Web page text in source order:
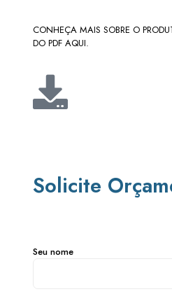
CONHEÇA MAIS SOBRE O
DO PDF AQUI.
Solicite
Seu nome